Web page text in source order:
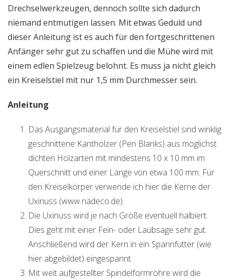
Drechselwerkzeugen, dennoch sollte sich dadurch
niemand entmutigen lassen. Mit etwas Geduld und
dieser Anleitung ist es auch für den fortgeschrittenen
Anfänger sehr gut zu schaffen und die Mühe wird mit
einem edlen Spielzeug belohnt. Es muss ja nicht gleich
ein Kreiselstiel mit nur 1,5 mm Durchmesser sein.
Anleitung
Das Ausgangsmaterial für den Kreiselstiel sind winklig
geschnittene Kanthölzer (Pen Blanks) aus möglichst
dichten Holzarten mit mindestens 10 x 10 mm im
Querschnitt und einer Länge von etwa 100 mm. Für
den Kreiselkörper verwende ich hier die Kerne der
Uxinuss (www.nadeco.de).
Die Uxinuss wird je nach Größe eventuell halbiert.
Dies geht mit einer Fein- oder Laubsäge sehr gut.
Anschließend wird der Kern in ein Spannfutter (wie
hier abgebildet) eingespannt.
Mit weit aufgestellter Spindelformröhre wird die